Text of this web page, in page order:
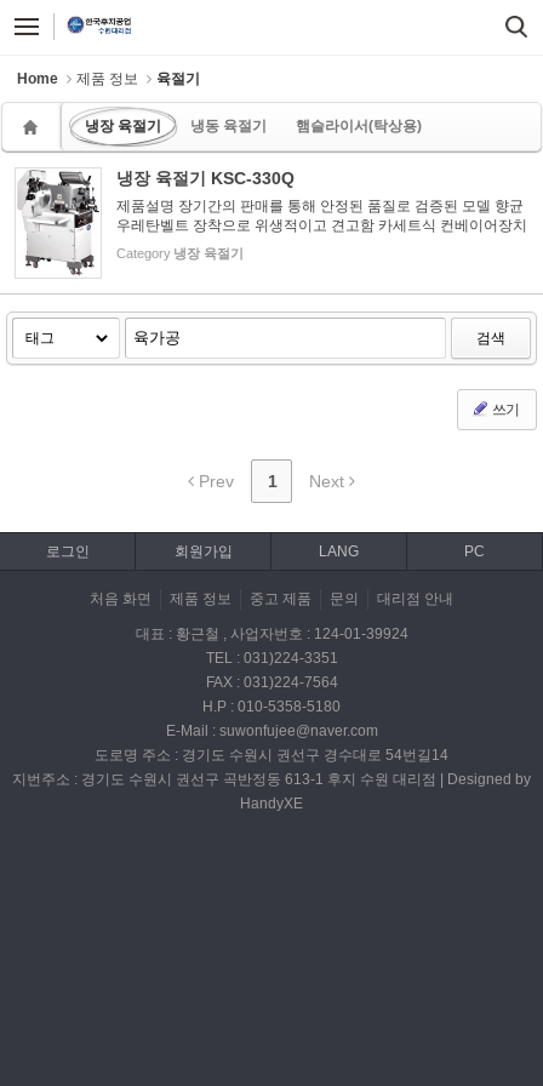
Home 제품 정보 육절기
냉장 육절기 냉동 육절기 햄슬라이서(탁상용)
냉장 육절기 KSC-330Q
제품설명 장기간의 판매를 통해 안정된 품질로 검증된 모델 향균
우레탄벨트 장착으로 위생적이고 견고함 카세트식 컨베이어장치
로 청소시 탈착이 용이 초강 스테인레스계 칼날 탑재로 마모가 적
음 전·후 위치가 조정되는 연마장치 부착 비상정지 스위치, 급동...
Category 냉장 육절기
검색
쓰기
Prev 1 Next
로그인 회원가입 LANG PC
처음 화면 제품 정보 중고 제품 문의 대리점 안내
대표 : 황근철 , 사업자번호 : 124-01-39924
TEL : 031)224-3351
FAX : 031)224-7564
H.P : 010-5358-5180
E-Mail : suwonfujee@naver.com
도로명 주소 : 경기도 수원시 권선구 경수대로 54번길14
지번주소 : 경기도 수원시 권선구 곡반정동 613-1 후지 수원 대리점 | Designed by
HandyXE